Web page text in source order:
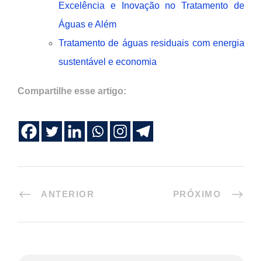
Excelência e Inovação no Tratamento de
Águas e Além
Tratamento de águas residuais com energia
sustentável e economia
Compartilhe esse artigo:
ANTERIOR PRÓXIMO